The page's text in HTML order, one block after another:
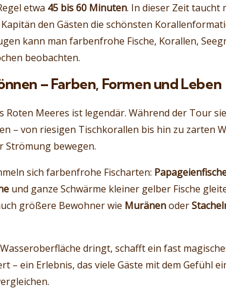
etwa 45 bis 60 Minuten. In dieser Zeit taucht
den Gästen die schönsten
kann man farbenfrohe Fische, Korallen,
beobachten.
– Farben, Formen und Leben
Roten Meeres ist legendär. Während der Tour
– von riesigen Tischkorallen bis hin zu zarten
Strömung bewegen.
sich farbenfrohe Fischarten:
und ganze Schwärme kleiner gelber Fische
größere Bewohner wie Muränenoder
dringt, schafft ein fast
– ein Erlebnis, das viele Gäste mit dem Gefühl